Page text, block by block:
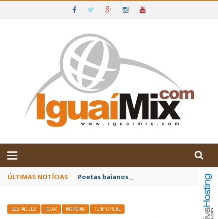
IGUAÍ E SUDOESTE DA BAHIA
ÚLTIMAS NOTÍCIAS Poetas baianos representam o Brasil no
DESTAQUES IGUAÍ NOTÍCIAS TEMPO REAL